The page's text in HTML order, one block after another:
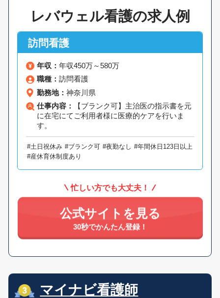
レバウェル看護の求人例
訪問看護
年収： 年収450万～580万
職種： 訪問看護
勤務地： 神奈川県
仕事内容：
【ブランク可】主治医の指示書を元
に在宅にてご利用者様に医療的ケアを行いま
す。
#土日祝休み #ブランク可 #夜勤なし #年間休日123日以上
#産休育休制度あり
忙しい方でも大丈夫！
公式サイトを見る
30秒でかんたん登録！
マイナビ看護師